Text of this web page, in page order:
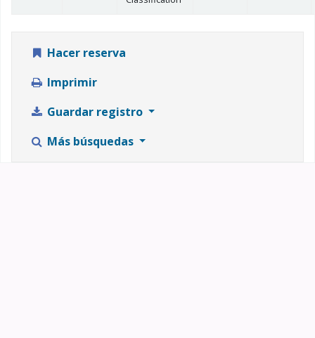
Hacer reserva
Imprimir
Guardar registro
Más búsquedas